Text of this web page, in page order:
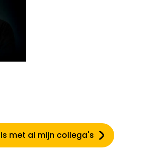
met al mijn collega's